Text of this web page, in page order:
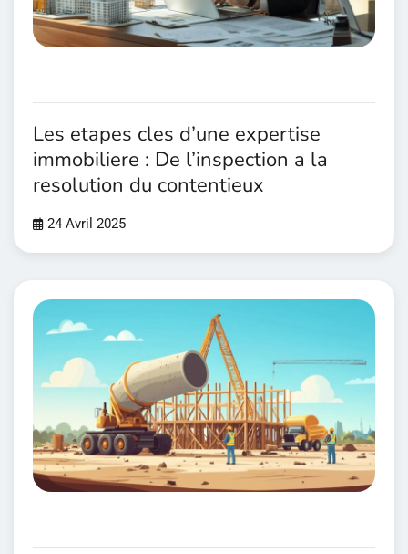
Les etapes cles d’une expertise
immobiliere : De l’inspection a la
resolution du contentieux
24 Avril 2025